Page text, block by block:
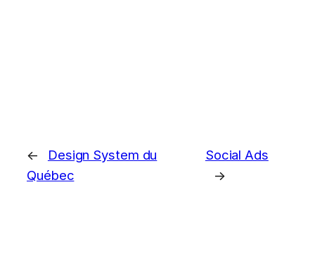
←
Design System du
Québec
Social Ads
→